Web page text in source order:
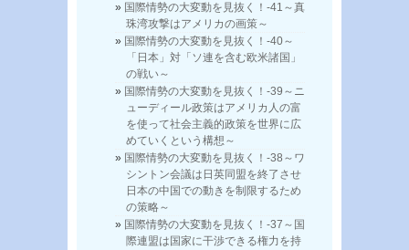
国際情勢の大変動を見抜く！-41～真
珠湾攻撃はアメリカの画策～
国際情勢の大変動を見抜く！-40～
「日本」対「ソ連を含む欧米諸国」
の戦い～
国際情勢の大変動を見抜く！-39～ニ
ューディール政策はアメリカ人の富
を使って社会主義的政策を世界に広
めていくという構想～
国際情勢の大変動を見抜く！-38～ワ
シントン会議は日英同盟を終了させ
日本の中国での動きを制限するため
の策略～
国際情勢の大変動を見抜く！-37～国
際連盟は国家に干渉できる権力を持